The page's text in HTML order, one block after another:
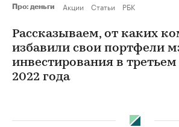
Про: деньги Акции Статьи РБК
Рассказываем, от каких
избавили свои портфели
инвестирования в третьем
2022 года